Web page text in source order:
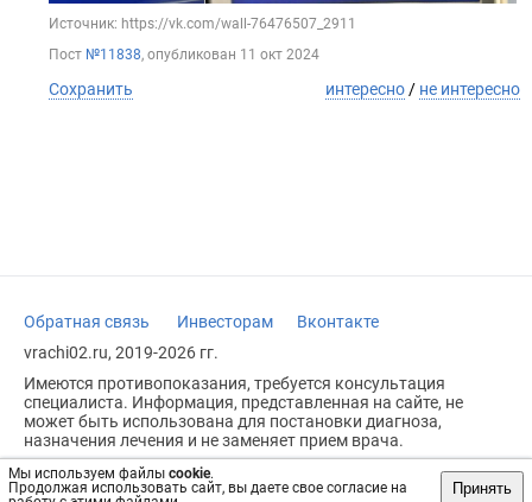
Мы используем файлы cookie.
Продолжая использовать сайт, вы даете свое согласие на
Принять
Источник: https://vk.com/wall-76476507_2911
Пост №11838, опубликован 11 окт 2024
Сохранить интересно / не интересно
Обратная связь Инвесторам
Вконтакте
vrachi02.ru, 2019-2026 гг.
Имеются противопоказания, требуется консультация
специалиста. Информация, представленная на сайте, не
может быть использована для постановки диагноза,
назначения лечения и не заменяет прием врача.
Возрастное ограничение: 18+